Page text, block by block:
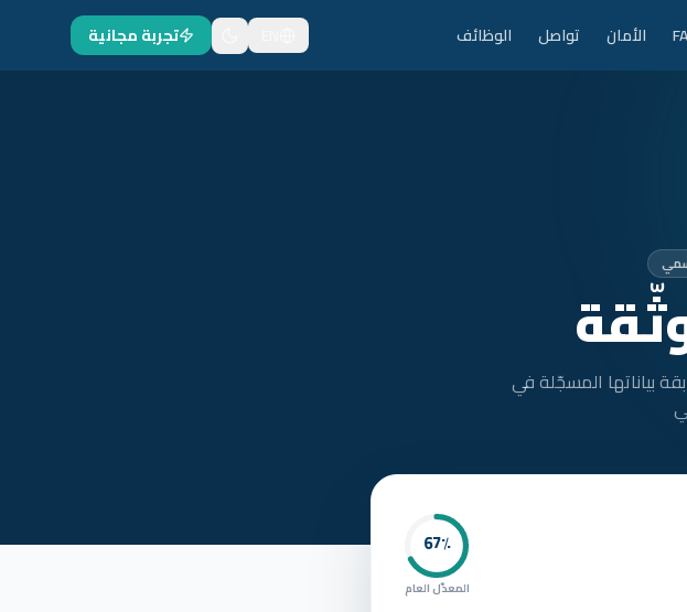
الأمان تواصل الوظائف تجربة مجانية
بياناتها المسجّلة في
67٪
المعدّل العام